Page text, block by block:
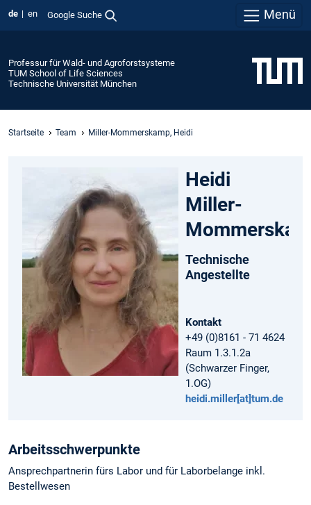
de en Google Suche Menü
Professur für Wald- und Agroforstsysteme
TUM School of Life Sciences
Technische Universität München
Startseite Team Miller-Mommerskamp, Heidi
Heidi
Miller-
Technische
Angestellte
Kontakt
+49 (0)8161 - 71 4624
Raum 1.3.1.2a
(Schwarzer Finger,
1.OG)
heidi.miller[at]tum.de
Arbeitsschwerpunkte
Ansprechpartnerin fürs Labor und für Laborbelange inkl.
Bestellwesen